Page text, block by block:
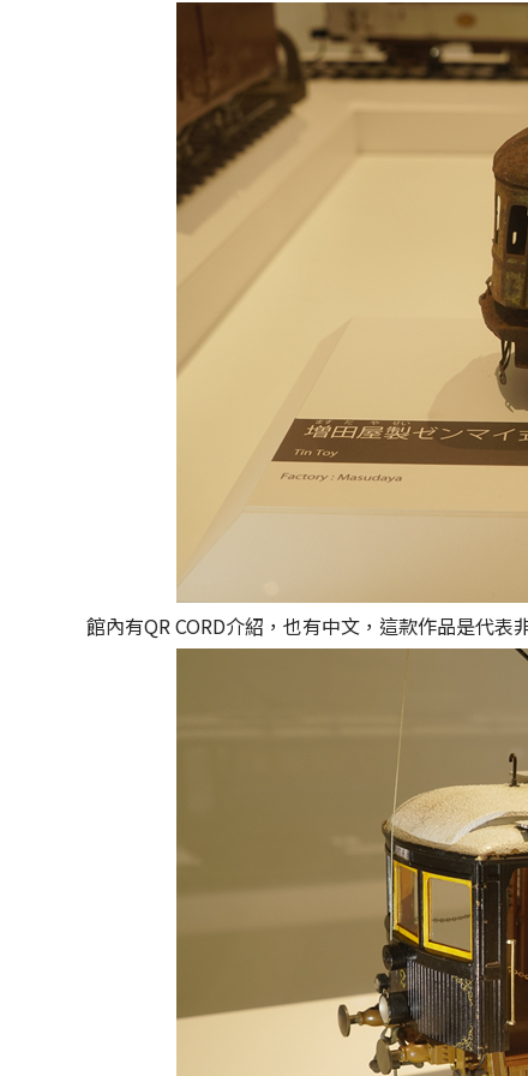
館內有QR CORD介紹，也有中文，這款作品是代表